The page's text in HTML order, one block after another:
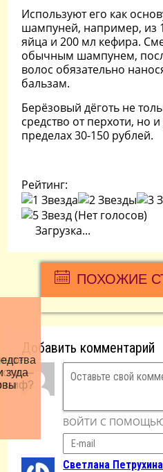
Используют его как
шампуней, например, из
яйца и 200 мл кефира.
обычным шампунем,
волос обязательно
бальзам.
Берёзовый дёготь не
средство от перхоти, но
пределах 30-150 рублей.
Рейтинг:
(Нет голосов)
Загрузка...
ПОХОЖИЕ
—
миф?
зуда
Добавить комментарий
ВОЙТИ С
Светлана Петрухина